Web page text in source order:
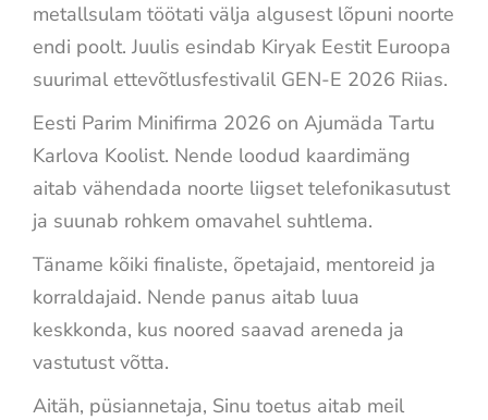
metallsulam töötati välja algusest lõpuni noorte
endi poolt. Juulis esindab Kiryak Eestit Euroopa
suurimal ettevõtlusfestivalil GEN-E 2026 Riias.
Eesti Parim Minifirma 2026 on Ajumäda Tartu
Karlova Koolist. Nende loodud kaardimäng
aitab vähendada noorte liigset telefonikasutust
ja suunab rohkem omavahel suhtlema.
Täname kõiki finaliste, õpetajaid, mentoreid ja
korraldajaid. Nende panus aitab luua
keskkonda, kus noored saavad areneda ja
vastutust võtta.
Aitäh, püsiannetaja, Sinu toetus aitab meil